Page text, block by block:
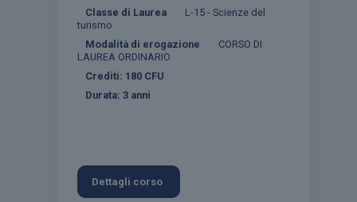
Classe di Laurea
L-15 - Scienze del
turismo
Modalità di erogazione
CORSO DI
LAUREA ORDINARIO
Crediti: 180 CFU
Durata: 3 anni
Dettagli corso